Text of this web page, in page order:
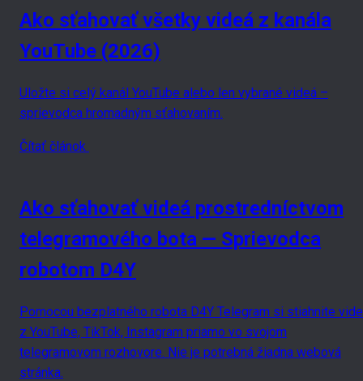
Ako sťahovať všetky videá z kanála
YouTube (2026)
Uložte si celý kanál YouTube alebo len vybrané videá –
sprievodca hromadným sťahovaním.
Čítať článok
Ako sťahovať videá prostredníctvom
telegramového bota — Sprievodca
robotom D4Y
Pomocou bezplatného robota D4Y Telegram si stiahnite
z YouTube, TikTok, Instagram priamo vo svojom
telegramovom rozhovore. Nie je potrebná žiadna webová
stránka.